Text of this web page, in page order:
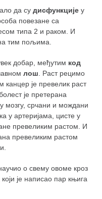
да су дисфункције у
повезане са
типа 2 и раком. И
тим пољима.
добар, међутим код
лош . Раст рецимо
је превелик раст
је претерана
мозгу, срчани и мождани
у артеријама, цисте у
превеликим растом. И
превеликим растом
о свему овоме кроз
који је написао пар књига